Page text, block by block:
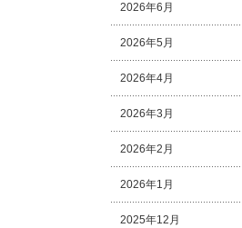
2026年6月
2026年5月
2026年4月
2026年3月
2026年2月
2026年1月
2025年12月